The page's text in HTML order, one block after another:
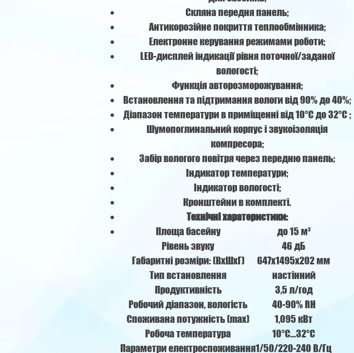
Скляна передня панель;
Антикорозійне покриття теплообмінника;
Електронне керування режимами роботи;
LED-дисплей індикації рівня поточної/заданої
вологості;
Функція авторозморожування;
Встановлення та підтримання вологи від 90% до 40%;
Діапазон температури в приміщенні від 10°C до 32°C ;
Шумопоглинальний корпус і звукоізоляція
компресора;
Забір вологого повітря через передню панель;
Індикатор температури;
Індикатор вологості;
Кронштейни в комплекті.
Технічні харатеристики:
Площа басейну
до 15 м²
Рівень звуку
46 дБ
Габаритні розміри: (ВхШхГ)
647x1495x202 мм
Тип встановлення
настінний
Продуктивність
3,5 л/год
Робочий діапазон, вологість
40-90% RH
Споживана потужність (max)
1,095 кВт
Робоча температура
10°С...32°С
Параметри електроспоживання1/50/220-240 В/Гц